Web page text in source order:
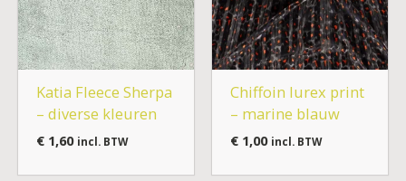
Katia Fleece Sherpa
– diverse kleuren
€1,60 incl. BTW
Chiffoin lurex print
– marine blauw
€1,00 incl. BTW